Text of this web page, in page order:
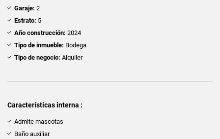
Garaje: 2
Estrato: 5
Año construcción: 2024
Tipo de inmueble: Bodega
Tipo de negocio: Alquiler
Características interna :
Admite mascotas
Baño auxiliar